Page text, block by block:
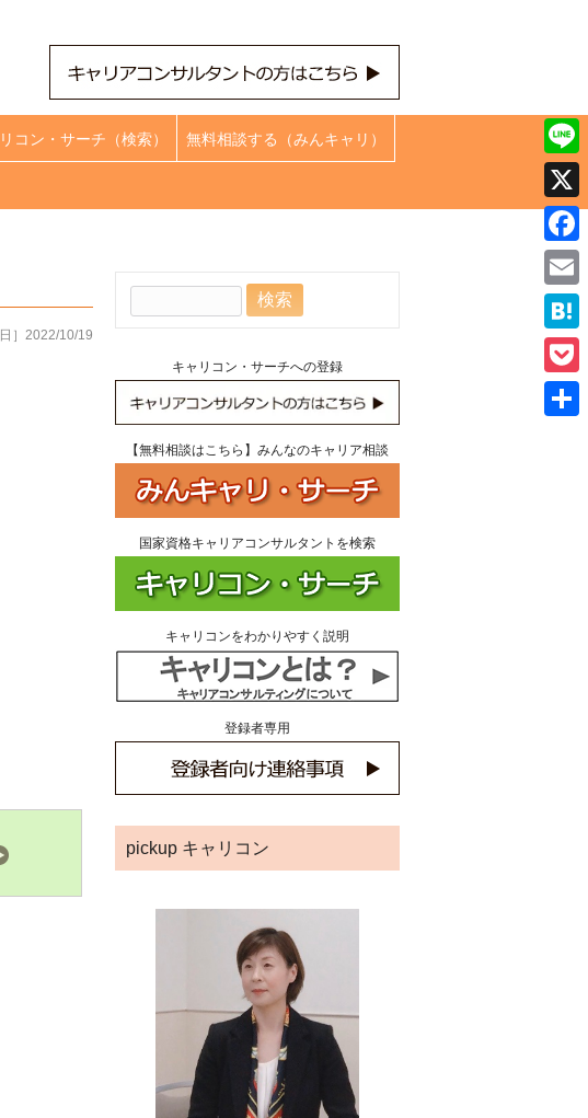
コン・サーチ（検索） 無料相談する（みんキャリ）
日］2022/10/19
キャリコン・サーチへの登録
【無料相談はこちら】みんなのキャリア相談
国家資格キャリアコンサルタントを検索
キャリコンをわかりやすく説明
登録者専用
pickup キャリコン
Line
X
Email